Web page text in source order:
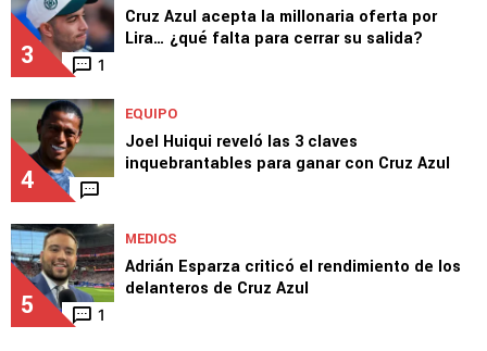
3 1
Cruz Azul acepta la millonaria oferta por
Lira… ¿qué falta para cerrar su salida?
4
EQUIPO
Joel Huiqui reveló las 3 claves
inquebrantables para ganar con Cruz Azul
5 1
MEDIOS
Adrián Esparza criticó el rendimiento de los
delanteros de Cruz Azul